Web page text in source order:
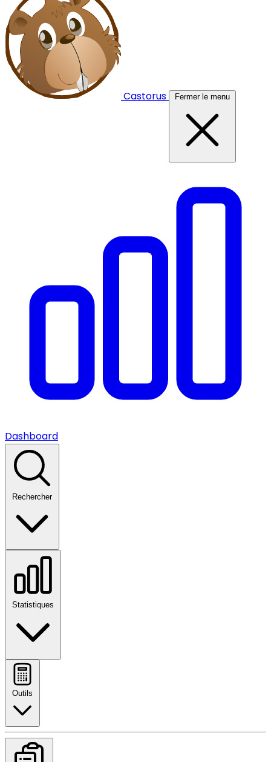
Castorus Fermer le menu
Dashboard
Rechercher
Statistiques
Outils